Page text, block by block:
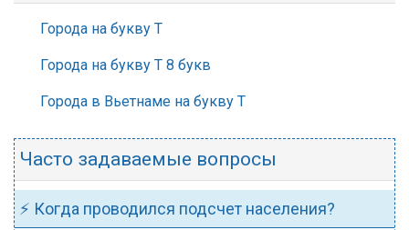
Города на букву Т
Города на букву Т 8 букв
Города в Вьетнаме на букву Т
Часто задаваемые вопросы
⚡ Когда проводился подсчет населения?